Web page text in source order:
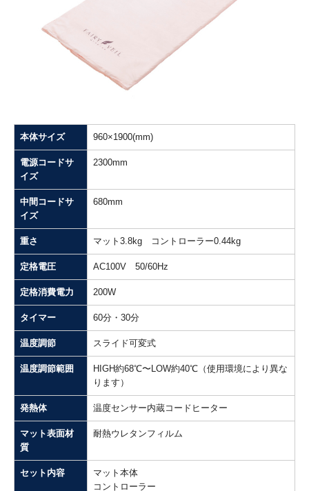
本体サイズ 960×1900(mm)
電源コードサ
イズ
2300mm
中間コードサ
イズ
680mm
重さ マット3.8kg コントローラー0.44kg
定格電圧 AC100V 50/60Hz
定格消費電力 200W
タイマー 60分・30分
温度調節 スライド可変式
温度調節範囲
HIGH約68℃〜LOW約40℃（使用環境により異な
ります）
発熱体 温度センサー内蔵コードヒーター
マット表面材
質
耐熱ウレタンフィルム
セット内容
マット本体
コントローラー